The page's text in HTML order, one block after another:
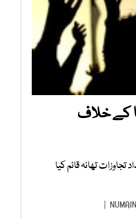
کے خلاف
تھانہ قائم کیا